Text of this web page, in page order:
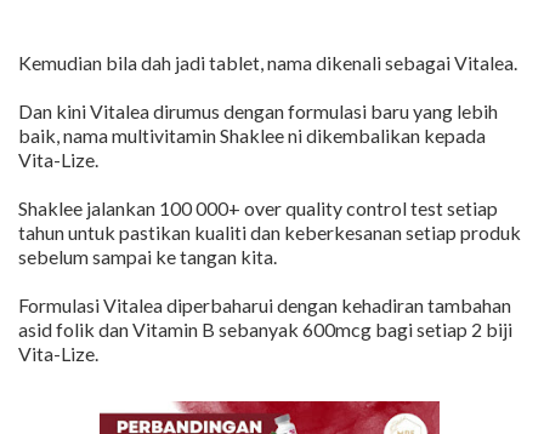
Kemudian bila dah jadi tablet, nama dikenali sebagai Vitalea.
Dan kini Vitalea dirumus dengan formulasi baru yang lebih
baik, nama multivitamin Shaklee ni dikembalikan kepada
Vita-Lize.
Shaklee jalankan 100 000+ over quality control test setiap
tahun untuk pastikan kualiti dan keberkesanan setiap produk
sebelum sampai ke tangan kita.
Formulasi Vitalea diperbaharui dengan kehadiran tambahan
asid folik dan Vitamin B sebanyak 600mcg bagi setiap 2 biji
Vita-Lize.